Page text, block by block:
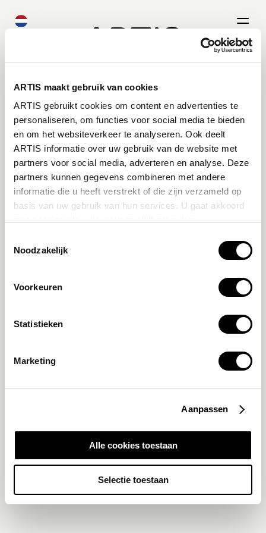
ARTIS maakt gebruik van cookies
ARTIS gebruikt cookies om content en advertenties te
personaliseren, om functies voor social media te bieden
en om het websiteverkeer te analyseren. Ook deelt
ARTIS informatie over uw gebruik van de website met
partners voor social media, adverteren en analyse. Deze
partners kunnen gegevens combineren met andere
informatie die u heeft verstrekt of die zijn verzameld op
basis van uw gebruik van hun services. U gaat akkoord
Noodzakelijk
Voorkeuren
Statistieken
Marketing
Aanpassen
Alle cookies toestaan
Selectie toestaan
English
ARTIS
Maak je reservering aan
Bezoek ARTIS met je school